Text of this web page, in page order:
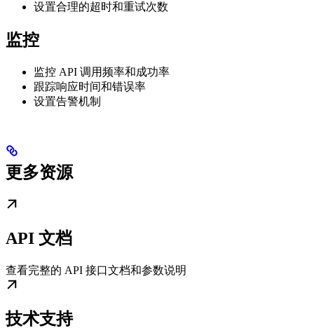
设置合理的超时和重试次数
监控
监控 API 调用频率和成功率
跟踪响应时间和错误率
设置告警机制
更多资源
API 文档
查看完整的 API 接口文档和参数说明
技术支持